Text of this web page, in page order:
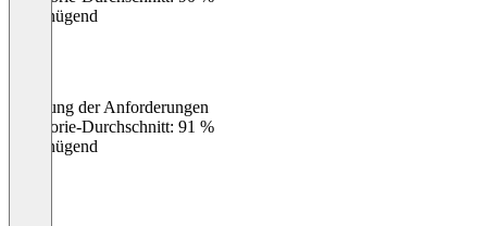
Ungenügend
Erfüllung der Anforderungen
Kategorie-Durchschnitt: 91 %
Ungenügend